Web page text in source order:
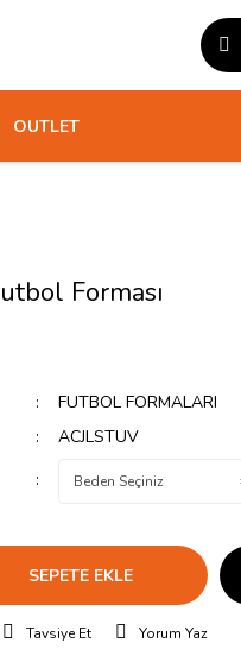
OUTLET
Forması
FUTBOL FORMALARI
ACJLSTUV
SEPETE EKLE
Tavsiye Et Yorum Yaz